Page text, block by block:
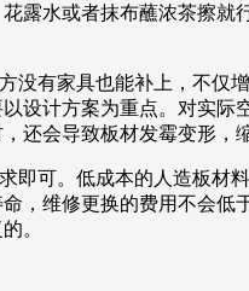
露水或者抹布蘸浓茶擦
有家具也能补上，不仅
设计方案为重点。对实
还会导致板材发霉变形，
可。低成本的人造板材
维修更换的费用不会低
。